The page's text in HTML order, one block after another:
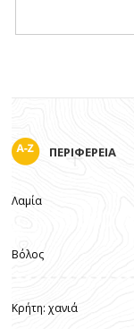
ΠΕΡΙΦΕΡΕΙΑ
Λαμία
Βόλος
Κρήτη: χανιά